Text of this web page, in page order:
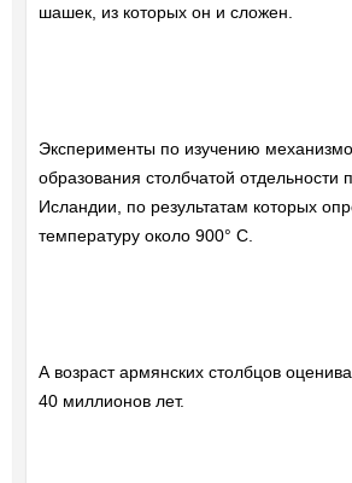
шашек, из которых он и сложен.
Эксперименты по изучению
образования столбчатой отдельности
Исландии, по результатам которых
температуру около 900° C.
А возраст армянских столбцов
40 миллионов лет.